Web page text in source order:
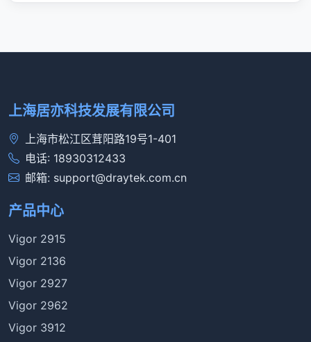
上海居亦科技发展有限公司
上海市松江区茸阳路19号1-401
电话: 18930312433
邮箱: support@draytek.com.cn
产品中心
Vigor 2915
Vigor 2136
Vigor 2927
Vigor 2962
Vigor 3912